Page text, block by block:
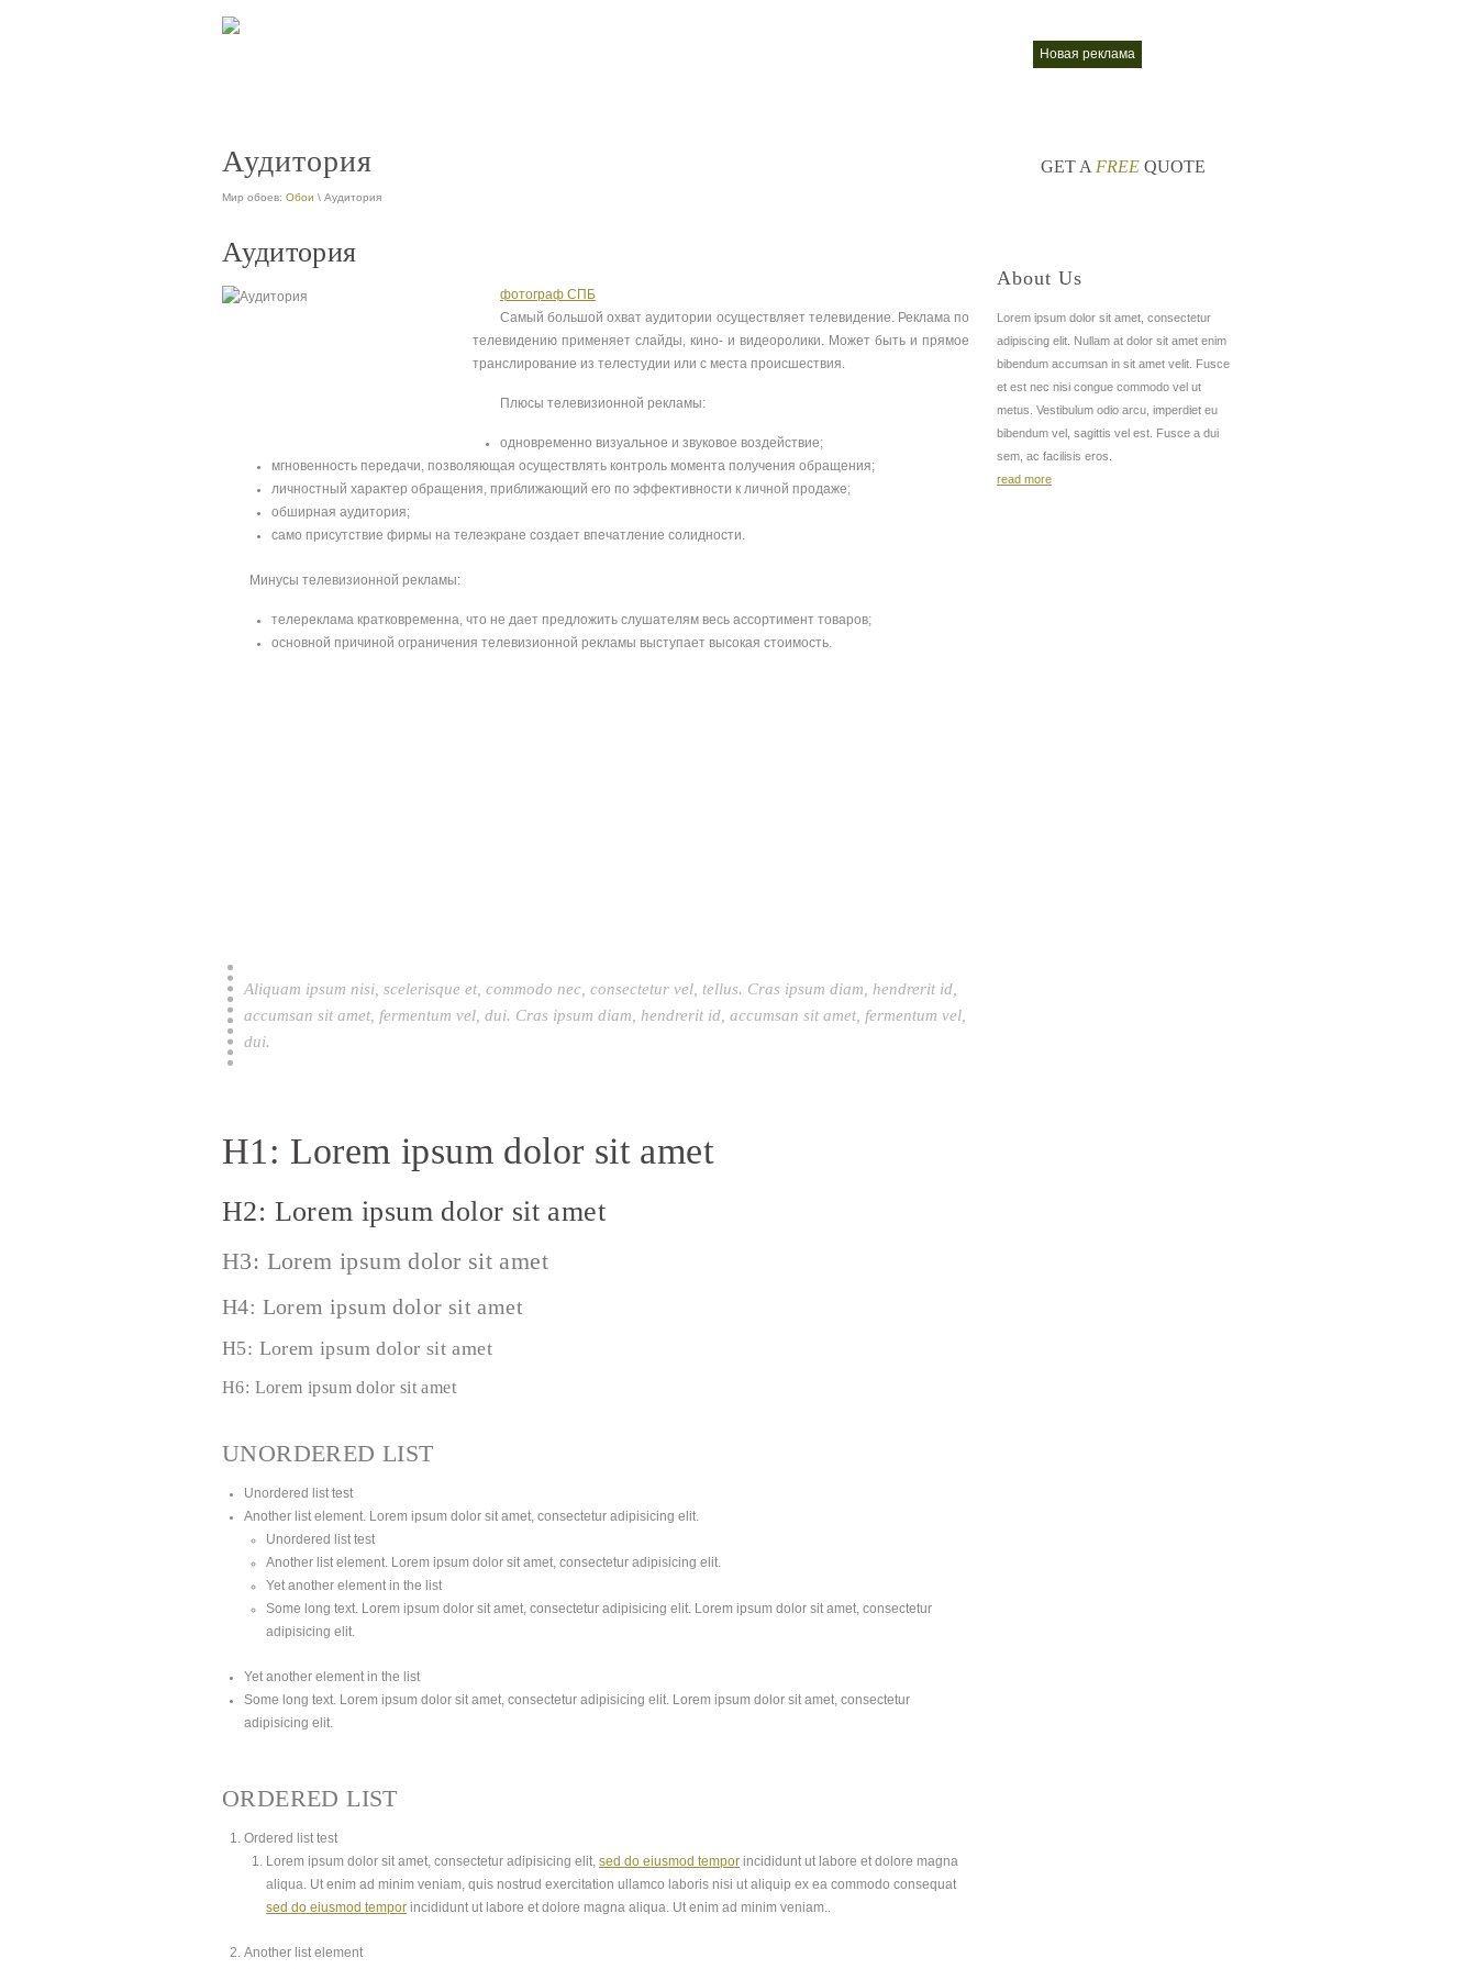
новая реклама
Аудитория
Мир обоев: Обои \ Аудитория
GET A FREE QUOTE
Аудитория
фотограф СПБ
Самый большой охват аудитории осуществляет телевидение. Реклама по
телевидению применяет слайды, кино- и видеоролики. Может быть и прямое
транслирование из телестудии или с места происшествия.
Плюсы телевизионной рекламы:
одновременно визуальное и звуковое воздействие;
мгновенность передачи, позволяющая осуществлять контроль момента получения обращения;
личностный характер обращения, приближающий его по эффективности к личной продаже;
обширная аудитория;
само присутствие фирмы на телеэкране создает впечатление солидности.
Минусы телевизионной рекламы:
телереклама кратковременна, что не дает предложить слушателям весь ассортимент товаров;
основной причиной ограничения телевизионной рекламы выступает высокая стоимость.
Aliquam ipsum nisi, scelerisque et, commodo nec, consectetur vel, tellus. Cras ipsum diam, hendrerit id,
accumsan sit amet, fermentum vel, dui. Cras ipsum diam, hendrerit id, accumsan sit amet, fermentum vel,
dui.
H1: Lorem ipsum dolor sit amet
H2: Lorem ipsum dolor sit amet
H3: Lorem ipsum dolor sit amet
H4: Lorem ipsum dolor sit amet
H5: Lorem ipsum dolor sit amet
H6: Lorem ipsum dolor sit amet
UNORDERED LIST
Unordered list test
Another list element. Lorem ipsum dolor sit amet, consectetur adipisicing elit.
Unordered list test
Another list element. Lorem ipsum dolor sit amet, consectetur adipisicing elit.
Yet another element in the list
Some long text. Lorem ipsum dolor sit amet, consectetur adipisicing elit. Lorem ipsum dolor sit amet, consectetur
adipisicing elit.
Yet another element in the list
Some long text. Lorem ipsum dolor sit amet, consectetur adipisicing elit. Lorem ipsum dolor sit amet, consectetur
adipisicing elit.
ORDERED LIST
Ordered list test
Lorem ipsum dolor sit amet, consectetur adipisicing elit, sed do eiusmod tempor incididunt ut labore et dolore magna
aliqua. Ut enim ad minim veniam, quis nostrud exercitation ullamco laboris nisi ut aliquip ex ea commodo consequat
sed do eiusmod tempor incididunt ut labore et dolore magna aliqua. Ut enim ad minim veniam..
Another list element
About Us
Lorem ipsum dolor sit amet, consectetur
adipiscing elit. Nullam at dolor sit amet enim
bibendum accumsan in sit amet velit. Fusce
et est nec nisi congue commodo vel ut
metus. Vestibulum odio arcu, imperdiet eu
bibendum vel, sagittis vel est. Fusce a dui
sem, ac facilisis eros.
read more